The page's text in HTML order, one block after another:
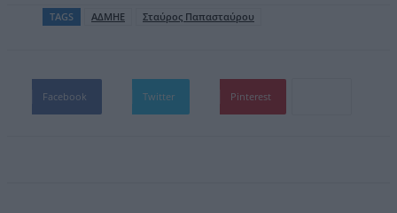
TAGS ΑΔΜΗΕ Σταύρος Παπασταύρου
Facebook Twitter Pinterest